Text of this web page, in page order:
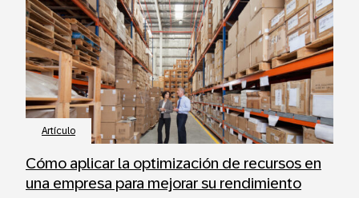
Artículo
Cómo aplicar la optimización de recursos en
una empresa para mejorar su rendimiento